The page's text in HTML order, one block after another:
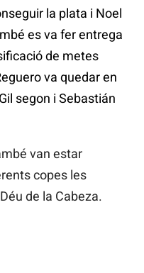
la plata i Noel
es va fer entrega
de metes
va quedar en
segon i Sebastián
van estar
copes les
de la Cabeza.